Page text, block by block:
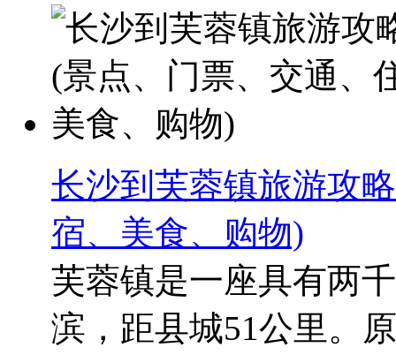
长沙到芙蓉镇旅游攻
宿、美食、购物)
芙蓉镇是一座具有两
滨，距县城51公里。